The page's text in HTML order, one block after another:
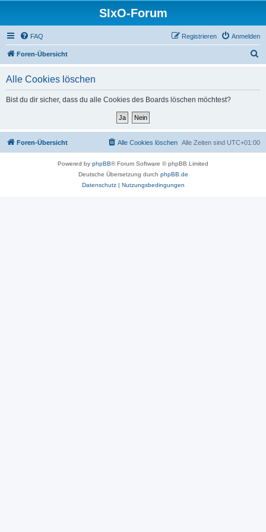
SIxO-Forum
FAQ Anmelden
Registrieren
Foren-Übersicht
Alle Cookies löschen
Bist du dir sicher, dass du alle Cookies des Boards löschen möchtest?
Foren-Übersicht Alle Zeiten sind UTC+01:00
Alle Cookies löschen
Powered by phpBB® Forum Software © phpBB Limited
Deutsche Übersetzung durch phpBB.de
Datenschutz| Nutzungsbedingungen